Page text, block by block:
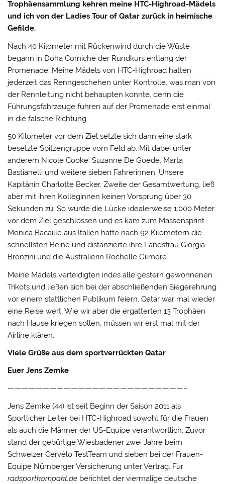
Trophäensammlung kehren meine HTC-Highroad-Mädels
und ich von der Ladies Tour of Qatar zurück in heimische
Gefilde.
Nach 40 Kilometer mit Rückenwind durch die Wüste
begann in Doha Corniche der Rundkurs entlang der
Promenade. Meine Mädels von HTC-Highroad hatten
jederzeit das Renngeschehen unter Kontrolle, was man von
der Rennleitung nicht behaupten konnte, denn die
Führungsfahrzeuge fuhren auf der Promenade erst einmal
in die falsche Richtung.
50 Kilometer vor dem Ziel setzte sich dann eine stark
besetzte Spitzengruppe vom Feld ab. Mit dabei unter
anderem Nicole Cooke, Suzanne De Goede, Marta
Bastianelli und weitere sieben Fahrerinnen. Unsere
Kapitänin Charlotte Becker, Zweite der Gesamtwertung, ließ
aber mit ihren Kolleginnen keinen Vorsprung über 30
Sekunden zu. So wurde die Lücke idealerweise 1.000 Meter
vor dem Ziel geschlossen und es kam zum Massensprint.
Monica Bacaille aus Italien hatte nach 92 Kilometern die
schnellsten Beine und distanzierte ihre Landsfrau Giorgia
Bronzini und die Australierin Rochelle Gilmore.
Meine Mädels verteidigten indes alle gestern gewonnenen
Trikots und ließen sich bei der abschließenden Siegerehrung
vor einem stattlichen Publikum feiern. Qatar war mal wieder
eine Reise wert. Wie wir aber die ergatterten 13 Trophäen
nach Hause kriegen sollen, müssen wir erst mal mit der
Airline klären.
Viele Grüße aus dem sportverrückten Qatar
Euer Jens Zemke
—————————————————————————–
Jens Zemke (44) ist seit Beginn der Saison 2011 als
Sportlicher Leiter bei HTC-Highroad sowohl für die Frauen
als auch die Männer der US-Equipe verantwortlich. Zuvor
stand der gebürtige Wiesbadener zwei Jahre beim
Schweizer Cervélo TestTeam und sieben bei der Frauen-
Equipe Nürnberger Versicherung unter Vertrag. Für
radsportkompakt.de berichtet der viermalige deutsche